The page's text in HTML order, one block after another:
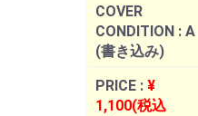
COVER
CONDITION : A
(書き込み)
PRICE : ¥
1,100(税込